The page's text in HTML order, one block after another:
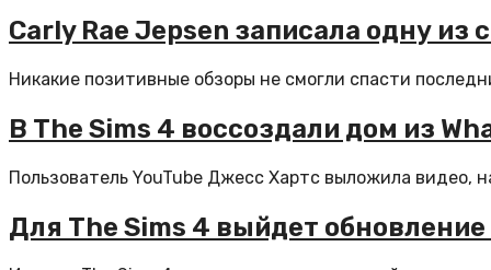
Carly Rae Jepsen записала одну из
Никакие позитивные обзоры не смогли спасти
В The Sims 4 воссоздали дом из
Пользователь YouTube Джесс Хартс выложила видео,
Для The Sims 4 выйдет